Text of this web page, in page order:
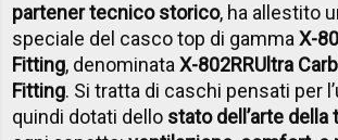
partener tecnico storico, ha allestito
speciale del casco top di gammaX-
Fitting, denominataX-802RRUltra
Fitting. Si tratta di caschi pensati per
quindi dotati dello stato dell’arte della